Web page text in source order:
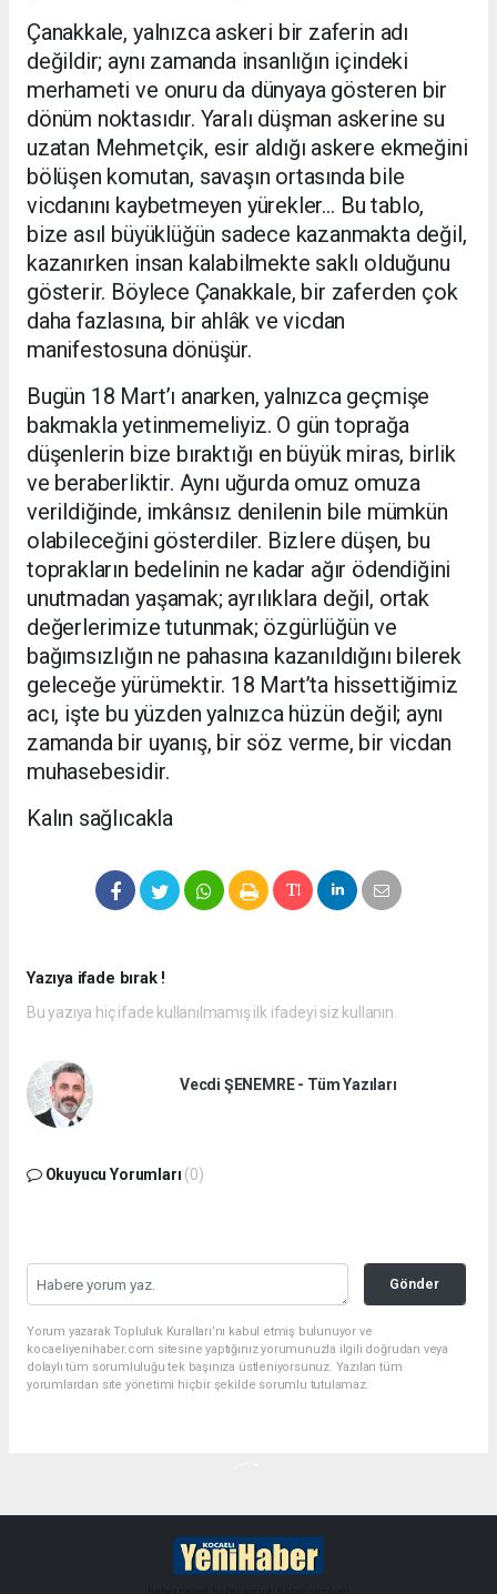
Çanakkale, yalnızca askeri bir zaferin adı
değildir; aynı zamanda insanlığın içindeki
merhameti ve onuru da dünyaya gösteren bir
dönüm noktasıdır. Yaralı düşman askerine su
uzatan Mehmetçik, esir aldığı askere ekmeğini
bölüşen komutan, savaşın ortasında bile
vicdanını kaybetmeyen yürekler… Bu tablo,
bize asıl büyüklüğün sadece kazanmakta değil,
kazanırken insan kalabilmekte saklı olduğunu
gösterir. Böylece Çanakkale, bir zaferden çok
daha fazlasına, bir ahlâk ve vicdan
manifestosuna dönüşür.
Bugün 18 Mart’ı anarken, yalnızca geçmişe
bakmakla yetinmemeliyiz. O gün toprağa
düşenlerin bize bıraktığı en büyük miras, birlik
ve beraberliktir. Aynı uğurda omuz omuza
verildiğinde, imkânsız denilenin bile mümkün
olabileceğini gösterdiler. Bizlere düşen, bu
toprakların bedelinin ne kadar ağır ödendiğini
unutmadan yaşamak; ayrılıklara değil, ortak
değerlerimize tutunmak; özgürlüğün ve
bağımsızlığın ne pahasına kazanıldığını bilerek
geleceğe yürümektir. 18 Mart’ta hissettiğimiz
acı, işte bu yüzden yalnızca hüzün değil; aynı
zamanda bir uyanış, bir söz verme, bir vicdan
muhasebesidir.
Kalın sağlıcakla
Yazıya ifade bırak !
Bu yazıya hiç ifade kullanılmamış ilk ifadeyi siz kullanın.
Vecdi ŞENEMRE - Tüm Yazıları
Okuyucu Yorumları (0)
Gönder
Yorum yazarak Topluluk Kuralları’nı kabul etmiş bulunuyor ve
kocaeliyenihaber.com sitesine yaptığınız yorumunuzla ilgili doğrudan veya
dolaylı tüm sorumluluğu tek başınıza üstleniyorsunuz. Yazılan tüm
yorumlardan site yönetimi hiçbir şekilde sorumlu tutulamaz.